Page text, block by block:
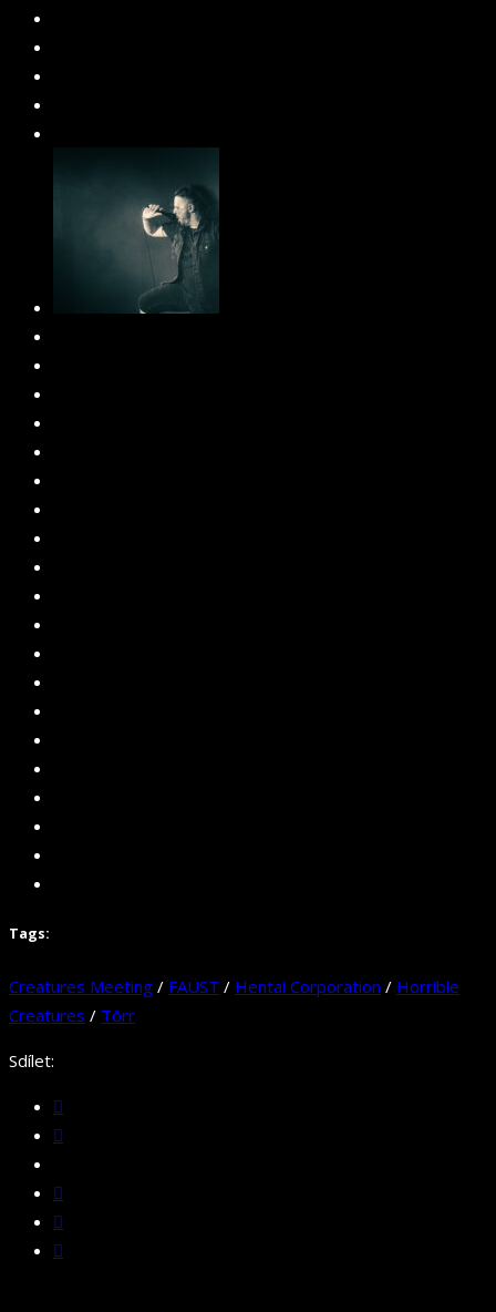
Tags:
Creatures Meeting / FAÜST / Hentai Corporation / Horrible
Creatures / Törr
Sdílet: